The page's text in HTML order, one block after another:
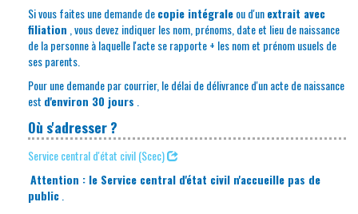
Si vous faites une demande decopie intégraleou d'unextrait avec
filiation , vous devez indiquer les nom, prénoms, date et lieu de naissance
de la personne à laquelle l'acte se rapporte + les nom et prénom usuels de
ses parents.
Pour une demande par courrier, le délai de délivrance d'un acte de naissance
est d'environ 30 jours
Où s'adresser ?
Service central d'état civil (Scec)
Attention : le Service central d'état civil n'accueille pas de
public